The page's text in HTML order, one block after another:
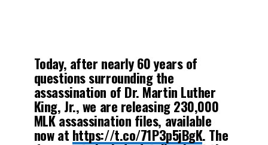
Today, after nearly 60 years of
questions surrounding the
assassination of Dr. Martin Luther
King, Jr., we are releasing 230,000
MLK assassination files, available
now at https://t.co/71P3p5jBgK. The